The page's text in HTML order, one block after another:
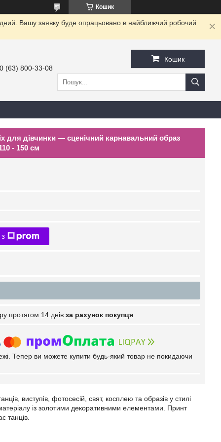
Кошик
Вашу заявку буде опрацьовано в найближчий робочий
(63) 800-33-08
Кошик
для дівчинки — сценічний карнавальний образ
- 150 см
протягом 14 днів за рахунок покупця
Тепер ви можете купити будь-який товар не покидаючи
виступів, фотосесій, свят, косплею та образів у стилі
із золотими декоративними елементами. Принт
танців.